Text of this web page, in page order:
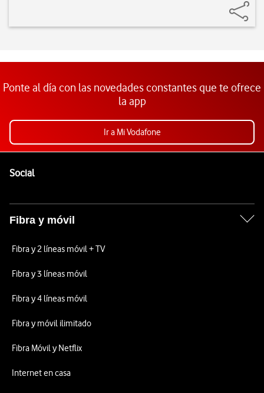
Ponte al día con las novedades constantes que te ofrece
la app
Ir a Mi Vodafone
SocialEnlaces a las redes sociales de Vodafone
Fibra y móvil
Fibra y 2 líneas móvil + TV
Fibra y 3 líneas móvil
Fibra y 4 líneas móvil
Fibra y móvil ilimitado
Fibra Móvil y Netflix
Internet en casa